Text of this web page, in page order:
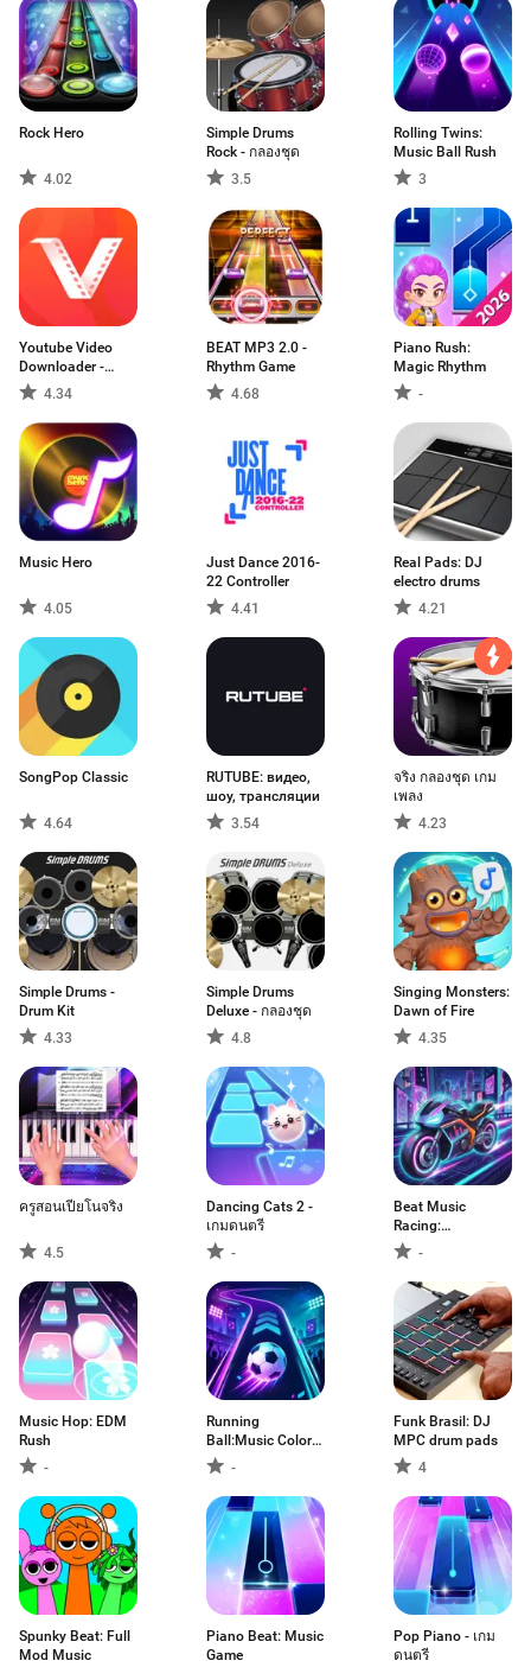
Rock Hero
4.02
Simple Drums
Rock - กลองชุด
3.5
Rolling Twins:
Music Ball Rush
3
Youtube Video
Downloader -
VidMate
4.34
BEAT MP3 2.0 -
Rhythm Game
4.68
Piano Rush:
Magic Rhythm
-
Music Hero
4.05
Just Dance 2016-
22 Controller
4.41
Real Pads: DJ
electro drums
4.21
SongPop Classic
4.64
RUTUBE: видео,
шоу, трансляции
3.54
จริง กลองชุด เกม
เพลง
4.23
Simple Drums -
Drum Kit
4.33
Simple Drums
Deluxe - กลองชุด
4.8
Singing Monsters:
Dawn of Fire
4.35
ครูสอนเปียโนจริง
4.5
Dancing Cats 2 -
เกมดนตรี
-
Beat Music
Racing:
Motor&Racer
-
Music Hop: EDM
Rush
-
Running
Ball:Music Color
Dance
-
Funk Brasil: DJ
MPC drum pads
4
Spunky Beat: Full
Mod Music
Piano Beat: Music
Game
Pop Piano - เกม
ดนตรี